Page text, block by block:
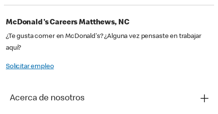
McDonald's Careers Matthews, NC
¿Te gusta comer en McDonald's? ¿Alguna vez pensaste en trabajar
aquí?
Solicitar empleo
Acerca de nosotros